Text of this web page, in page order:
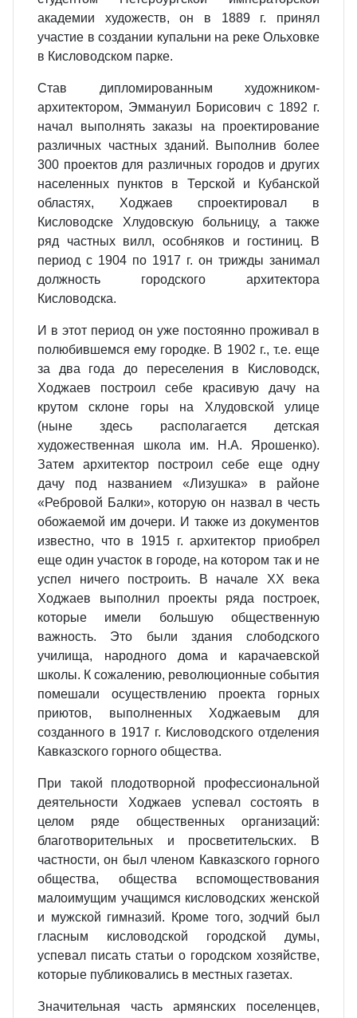
академии художеств, он в 1889 г. принял
участие в создании купальни на реке Ольховке
в Кисловодском парке.
Став дипломированным художником-
архитектором, Эммануил Борисович с 1892 г.
начал выполнять заказы на проектирование
различных частных зданий. Выполнив более
300 проектов для различных городов и других
населенных пунктов в Терской и Кубанской
областях, Ходжаев спроектировал в
Кисловодске Хлудовскую больницу, а также
ряд частных вилл, особняков и гостиниц. В
период с 1904 по 1917 г. он трижды занимал
должность городского архитектора
Кисловодска.
И в этот период он уже постоянно проживал в
полюбившемся ему городке. В 1902 г., т.е. еще
за два года до переселения в Кисловодск,
Ходжаев построил себе красивую дачу на
крутом склоне горы на Хлудовской улице
(ныне здесь располагается детская
художественная школа им. Н.А. Ярошенко).
Затем архитектор построил себе еще одну
дачу под названием «Лизушка» в районе
«Ребровой Балки», которую он назвал в честь
обожаемой им дочери. И также из документов
известно, что в 1915 г. архитектор приобрел
еще один участок в городе, на котором так и не
успел ничего построить. В начале ХХ века
Ходжаев выполнил проекты ряда построек,
которые имели большую общественную
важность. Это были здания слободского
училища, народного дома и карачаевской
школы. К сожалению, революционные события
помешали осуществлению проекта горных
приютов, выполненных Ходжаевым для
созданного в 1917 г. Кисловодского отделения
Кавказского горного общества.
При такой плодотворной профессиональной
деятельности Ходжаев успевал состоять в
целом ряде общественных организаций:
благотворительных и просветительских. В
частности, он был членом Кавказского горного
общества, общества вспомоществования
малоимущим учащимся кисловодских женской
и мужской гимназий. Кроме того, зодчий был
гласным кисловодской городской думы,
успевал писать статьи о городском хозяйстве,
которые публиковались в местных газетах.
Значительная часть армянских поселенцев,